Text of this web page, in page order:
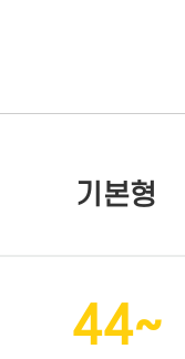
기본형
44~